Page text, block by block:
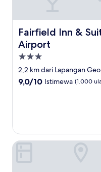
Fairfield Inn &
Airport
Fairfield Inn & Suites
Properti
bintang
3.0
2,2 km dari Lapangan
9.0
9,0/10 Istimewa (1.000
Hyatt Place Tampa